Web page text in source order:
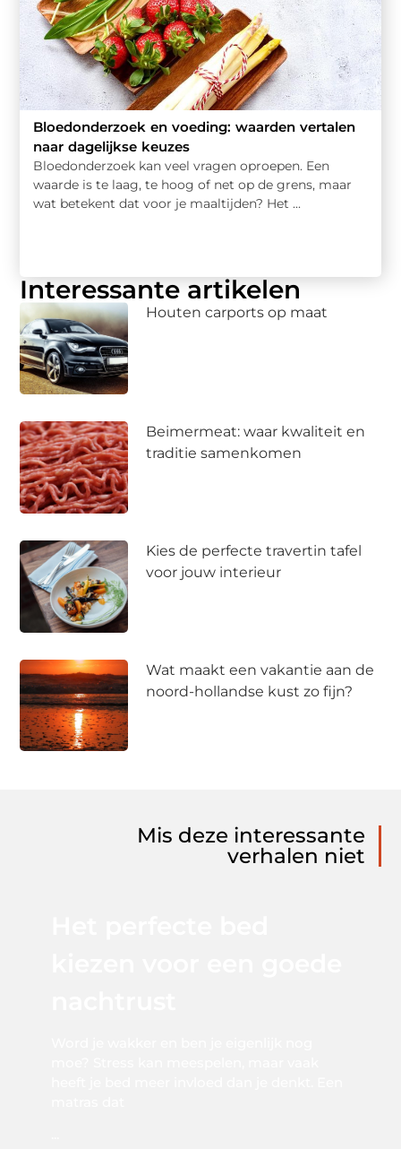
Bloedonderzoek en voeding: waarden vertalen
naar dagelijkse keuzes
Bloedonderzoek kan veel vragen oproepen. Een
waarde is te laag, te hoog of net op de grens, maar
wat betekent dat voor je maaltijden? Het ...
Interessante artikelen
Houten carports op maat
Beimermeat: waar kwaliteit en
traditie samenkomen
Kies de perfecte travertin tafel
voor jouw interieur
Wat maakt een vakantie aan de
noord-hollandse kust zo fijn?
Mis deze interessante
verhalen niet